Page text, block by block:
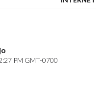
PM GMT-0700